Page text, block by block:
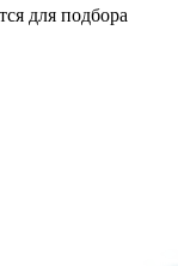
для подбора